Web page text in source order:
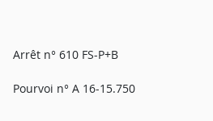
Arrêt n° 610 FS-P+B
Pourvoi n° A 16-15.750